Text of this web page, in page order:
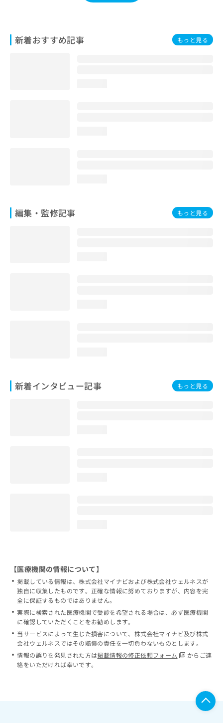
新着おすすめ記事 もっと見る
編集・監修記事 もっと見る
新着インタビュー記事 もっと見る
合
わ
【医療機関の情報について】
掲載している情報は、株式会社マイナビおよび株式会社ウェルネスが
独自に収集したものです。正確な情報に努めておりますが、内容を完
全に保証するものではありません。
実際に検索された医療機関で受診を希望される場合は、必ず医療機関
に確認していただくことをお勧めします。
当サービスによって生じた損害について、株式会社マイナビ及び株式
会社ウェルネスではその賠償の責任を一切負わないものとします。
情報の誤りを発見された方は掲載情報の修正依頼フォーム
からご連
絡をいただければ幸いです。